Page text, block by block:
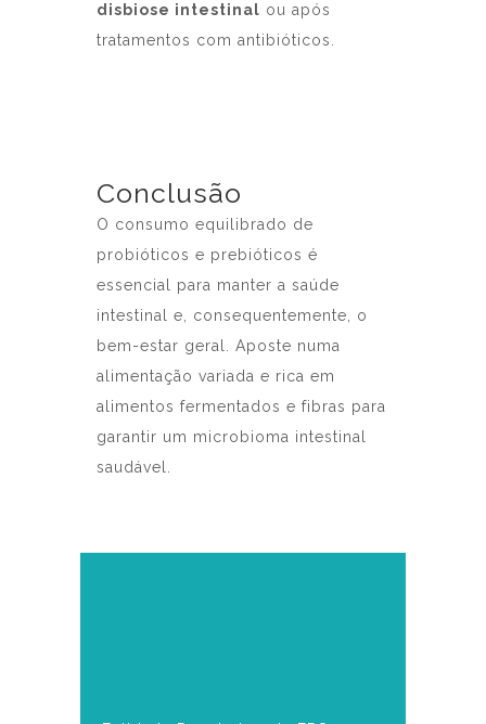
disbiose intestinal ou após
tratamentos com antibióticos.
Conclusão
O consumo equilibrado de
probióticos e prebióticos é
essencial para manter a saúde
intestinal e, consequentemente, o
bem-estar geral. Aposte numa
alimentação variada e rica em
alimentos fermentados e fibras para
garantir um microbioma intestinal
saudável.